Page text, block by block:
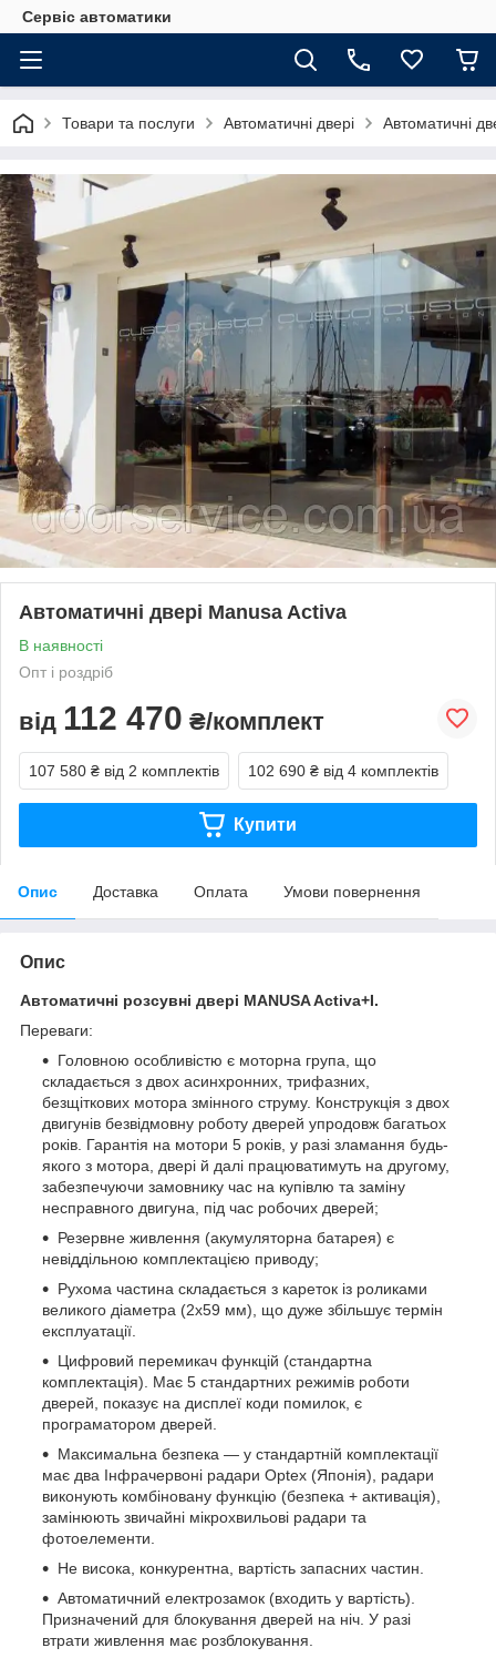
Сервіс автоматики
Товари та послуги Автоматичні двері Автоматичні
Автоматичні двері Manusa Activa
В наявності
Опт і роздріб
від 112 470 ₴/комплект
107 580 ₴ від 2 комплектів 102 690 ₴ від 4 комплектів
Купити
Опис Доставка Оплата Умови повернення
Опис
Автоматичні розсувні двері MANUSA Activa+I.
Переваги:
Головною особливістю є моторна група, що
складається з двох асинхронних, трифазних,
безщіткових мотора змінного струму. Конструкція з двох
двигунів безвідмовну роботу дверей упродовж багатьох
років. Гарантія на мотори 5 років, у разі зламання будь-
якого з мотора, двері й далі працюватимуть на другому,
забезпечуючи замовнику час на купівлю та заміну
несправного двигуна, під час робочих дверей;
Резервне живлення (акумуляторна батарея) є
невіддільною комплектацією приводу;
Рухома частина складається з кареток із роликами
великого діаметра (2х59 мм), що дуже збільшує термін
експлуатації.
Цифровий перемикач функцій (стандартна
комплектація). Має 5 стандартних режимів роботи
дверей, показує на дисплеї коди помилок, є
програматором дверей.
Максимальна безпека — у стандартній комплектації
має два Інфрачервоні радари Optex (Японія), радари
виконують комбіновану функцію (безпека + активація),
замінюють звичайні мікрохвильові радари та
фотоелементи.
Не висока, конкурентна, вартість запасних частин.
Автоматичний електрозамок (входить у вартість).
Призначений для блокування дверей на ніч. У разі
втрати живлення має розблокування.